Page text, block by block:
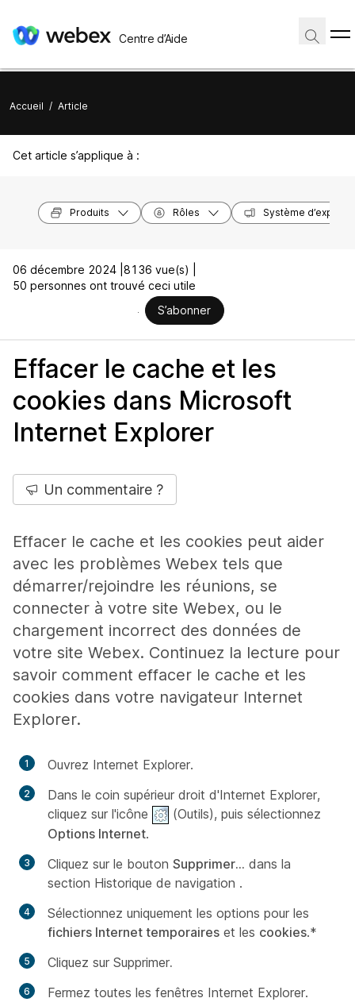
Centre d’Aide
Accueil / Article
Cet article s’applique à :
Produits Rôles Système
06 décembre 2024 | 8136 vue(s) |
50 personnes ont trouvé ceci utile
S’abonner
Effacer le cache et les
cookies dans Microsoft
Internet Explorer
Un commentaire ?
Effacer le cache et les cookies peut aider
avec les problèmes Webex tels que
démarrer/rejoindre les réunions, se
connecter à votre site Webex, ou le
chargement incorrect des données de
votre site Webex. Continuez la lecture pour
savoir comment effacer le cache et les
cookies dans votre navigateur Internet
Explorer.
Ouvrez Internet Explorer.
Dans le coin supérieur droit d'Internet Explorer,
cliquez sur l'icône
(Outils), puis sélectionnez
Options Internet.
Cliquez sur le bouton Supprimer... dans la
section Historique de navigation .
Sélectionnez uniquement les options pour les
fichiers Internet temporaires et les cookies.*
Cliquez sur Supprimer.
Fermez toutes les fenêtres Internet Explorer.